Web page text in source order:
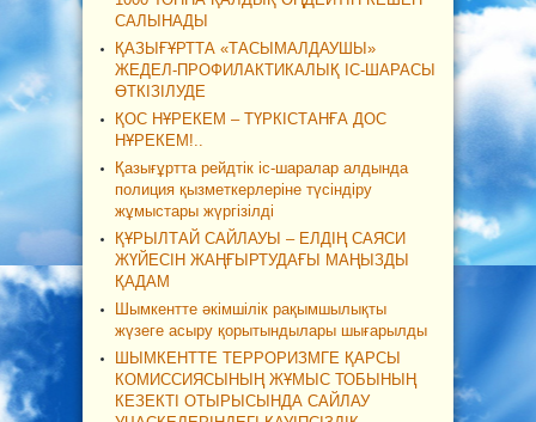
САЛЫНАДЫ
ҚАЗЫҒҰРТТА «ТАСЫМАЛДАУШЫ»
ЖЕДЕЛ-ПРОФИЛАКТИКАЛЫҚ ІС-ШАРАСЫ
ӨТКІЗІЛУДЕ
ҚОС НҰРЕКЕМ – ТҮРКІСТАНҒА ДОС
НҰРЕКЕМ!..
Қазығұртта рейдтік іс-шаралар алдында
полиция қызметкерлеріне түсіндіру
жұмыстары жүргізілді
ҚҰРЫЛТАЙ САЙЛАУЫ – ЕЛДІҢ САЯСИ
ЖҮЙЕСІН ЖАҢҒЫРТУДАҒЫ МАҢЫЗДЫ
ҚАДАМ
Шымкентте әкімшілік рақымшылықты
жүзеге асыру қорытындылары шығарылды
ШЫМКЕНТТЕ ТЕРРОРИЗМГЕ ҚАРСЫ
КОМИССИЯСЫНЫҢ ЖҰМЫС ТОБЫНЫҢ
КЕЗЕКТІ ОТЫРЫСЫНДА САЙЛАУ